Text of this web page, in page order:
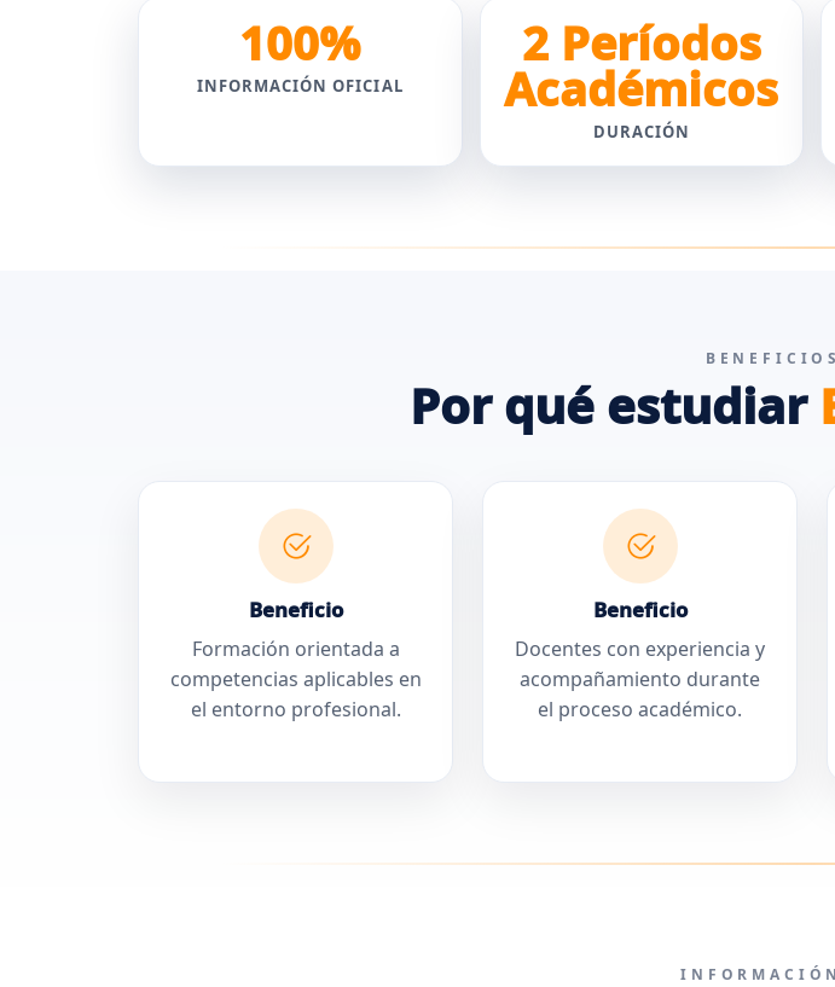
100%
INFORMACIÓN OFICIAL
2 Períodos
Académicos
DURACIÓN
Por qué estudiar
Beneficio
Formación orientada a
competencias aplicables en
el entorno profesional.
Beneficio
Docentes con experiencia y
acompañamiento durante
el proceso académico.